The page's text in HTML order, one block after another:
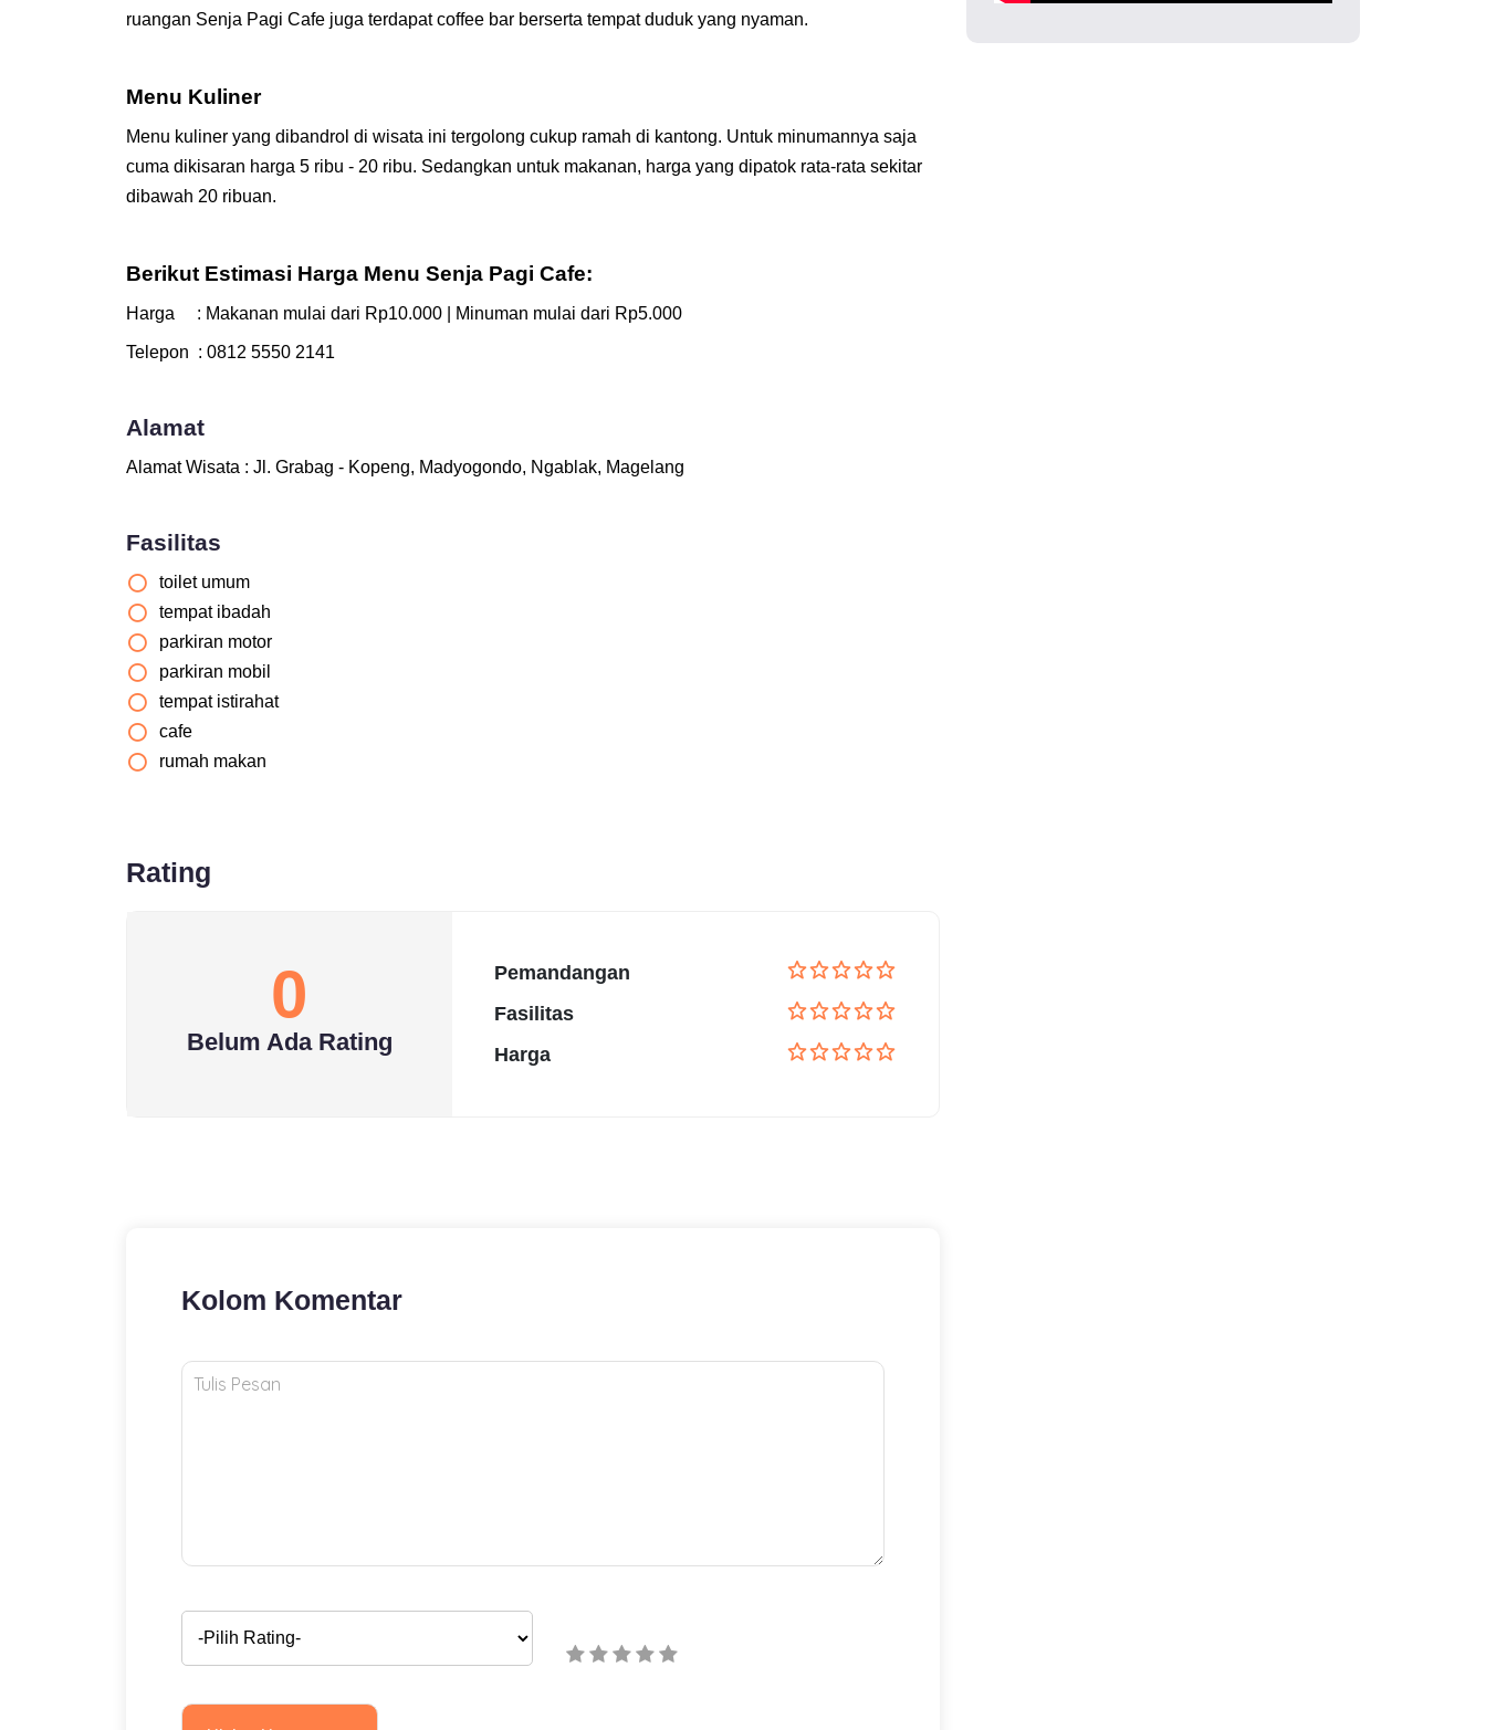
ruangan Senja Pagi Cafe juga terdapat coffee bar berserta tempat duduk yang nyaman.
Menu Kuliner
Menu kuliner yang dibandrol di wisata ini tergolong cukup ramah di kantong. Untuk minumannya saja
cuma dikisaran harga 5 ribu - 20 ribu. Sedangkan untuk makanan, harga yang dipatok rata-rata sekitar
dibawah 20 ribuan.
Berikut Estimasi Harga Menu Senja Pagi Cafe:
Harga : Makanan mulai dari Rp10.000 | Minuman mulai dari Rp5.000
Telepon : 0812 5550 2141
Alamat
Alamat Wisata : Jl. Grabag - Kopeng, Madyogondo, Ngablak, Magelang
Fasilitas
toilet umum
tempat ibadah
parkiran motor
parkiran mobil
tempat istirahat
cafe
rumah makan
Rating
0
Belum Ada Rating
Pemandangan
Fasilitas
Harga
Kolom Komentar